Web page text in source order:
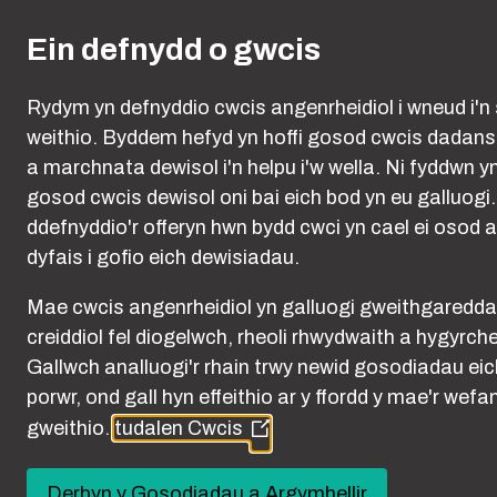
Stelcio
Ein defnydd o gwcis
Rydym yn defnyddio cwcis angenrheidiol i wneud i'n
weithio. Byddem hefyd yn hoffi gosod cwcis
a marchnata dewisol i'n helpu i'w wella. Ni fyddwn
gosod cwcis dewisol oni bai eich bod yn eu
ddefnyddio'r offeryn hwn bydd cwci yn cael ei osod
dyfais i gofio eich dewisiadau.
Mae cwcis angenrheidiol yn galluogi
creiddiol fel diogelwch, rheoli rhwydwaith a
Gallwch analluogi'r rhain trwy newid gosodiadau
porwr, ond gall hyn effeithio ar y ffordd y mae'r
gweithio. tudalen Cwcis (Opens
in
a